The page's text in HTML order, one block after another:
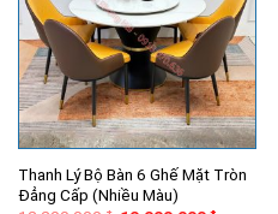
Thanh Lý Bộ Bàn 6 Ghế Mặt Tròn
Đẳng Cấp (Nhiều Màu)